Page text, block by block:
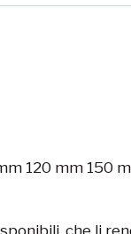
120 mm